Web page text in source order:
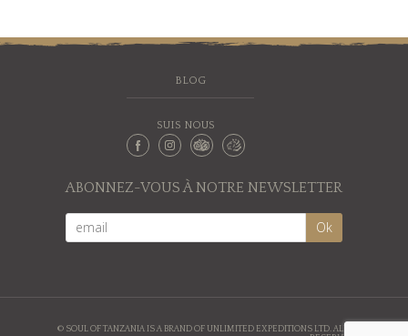
BLOG
SUIS NOUS
ABONNEZ-VOUS À NOTRE NEWSLETTER
© SOUL OF TANZANIA IS A BRAND OF UNLIMITED EXPEDITIONS LTD. ALL RIGHTS